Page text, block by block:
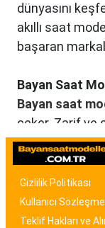
dünyasını
akıllı saat
başaran
Bayan Saat
Bayan saat
çeker. Zarif ve
modellerden,
olanlara kadar
malzeme ve
modelleri,
sunar.
Gizlilik Politikası
Kullanıcı
Teklif Hakları ve